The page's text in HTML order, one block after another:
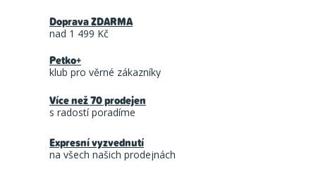
Doprava ZDARMA
nad 1 499 Kč
Petko+
klub pro věrné zákazníky
Více než 70 prodejen
s radostí poradíme
Expresní vyzvednutí
na všech našich prodejnách